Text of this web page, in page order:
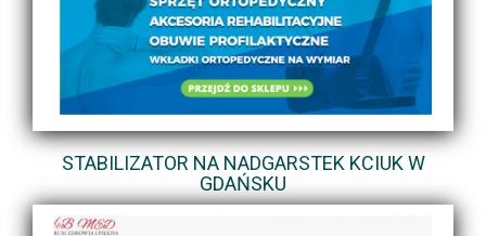
STABILIZATOR NA NADGARSTEK KCIUK W
GDAŃSKU